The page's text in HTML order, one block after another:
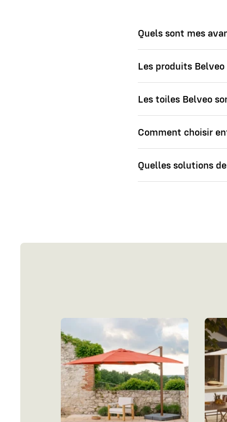
Quels sont mes
Les produits
Les toiles Belveo
Comment choisir
Quelles solutions